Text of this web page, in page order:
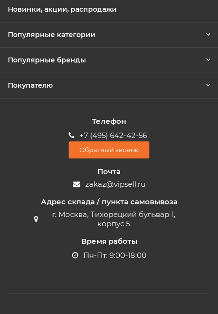
Новинки, акции, распродажи
Популярные категории
Популярные бренды
Покупателю
Телефон
+7 (495) 642-42-56
Обратный звонок
Почта
zakaz@vipsell.ru
Адрес склада / пункта самовывоза
г. Москва, Тихорецкий бульвар 1,
корпус 5
Время работы
Пн-Пт: 9:00-18:00